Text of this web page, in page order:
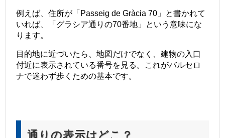
例えば、住所が「Passeig de Gràcia 70」と書かれて
いれば、「グラシア通りの70番地」という意味にな
ります。
目的地に近づいたら、地図だけでなく、建物の入口
付近に表示されている番号を見る。これがバルセロ
ナで迷わず歩くための基本です。
通りの表示はどこ？